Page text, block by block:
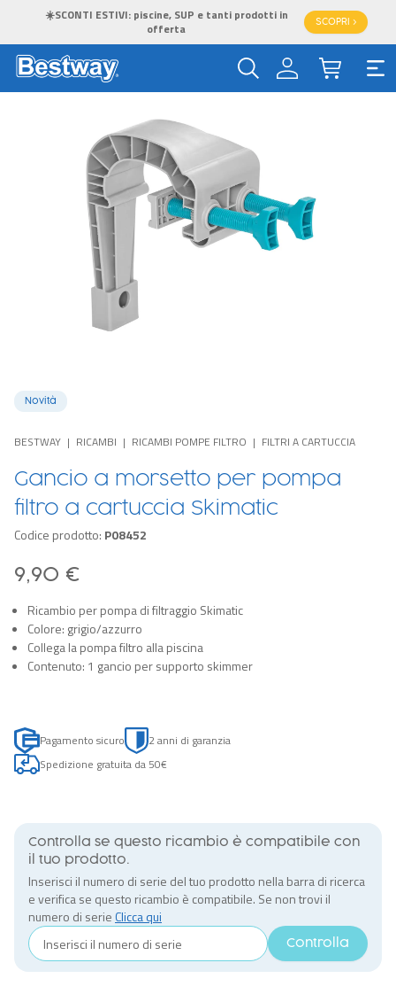
☀️SCONTI ESTIVI: piscine, SUP e tanti prodotti in
offerta
SCOPRI >
Novità
BESTWAY RICAMBI RICAMBI POMPE FILTRO FILTRI A CARTUCCIA
Gancio a morsetto per pompa
filtro a cartuccia Skimatic
Codice prodotto: P08452
9,90 €
Ricambio per pompa di filtraggio Skimatic
Colore: grigio/azzurro
Collega la pompa filtro alla piscina
Contenuto: 1 gancio per supporto skimmer
Pagamento sicuro
2 anni di garanzia
Spedizione gratuita da 50€
Controlla se questo ricambio è compatibile con
il tuo prodotto.
Inserisci il numero di serie del tuo prodotto nella barra di ricerca
e verifica se questo ricambio è compatibile. Se non trovi il
numero di serie Clicca qui
Controlla